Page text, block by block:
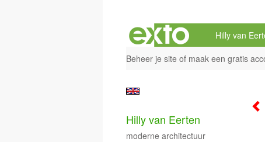
Hilly van
Beheer je site of maak een gratis
Hilly van Eerten
moderne architectuur